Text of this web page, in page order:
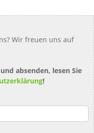
Wir freuen uns auf
absenden, lesen Sie
!